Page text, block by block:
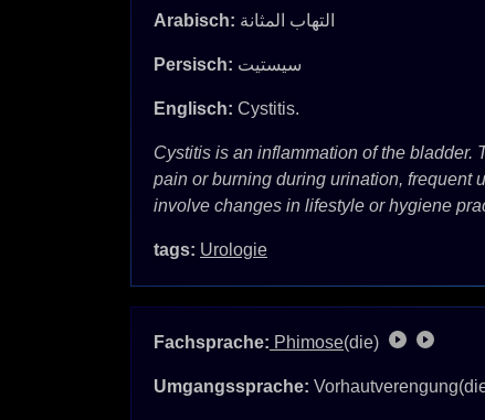
Arabisch: التهاب المثانة
Persisch: سیستیت
Englisch: Cystitis.
Cystitis is an inflammation of the bladder.
pain or burning during urination, frequent
involve changes in lifestyle or hygiene
tags: Urologie
Fachsprache: Phimose(die)
Umgangssprache: